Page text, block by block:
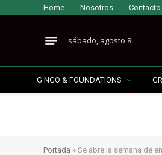
Home Nosotros Contacto
sábado, agosto 8
G NGO & FOUNDATIONS
Portada » Se abre la semana de